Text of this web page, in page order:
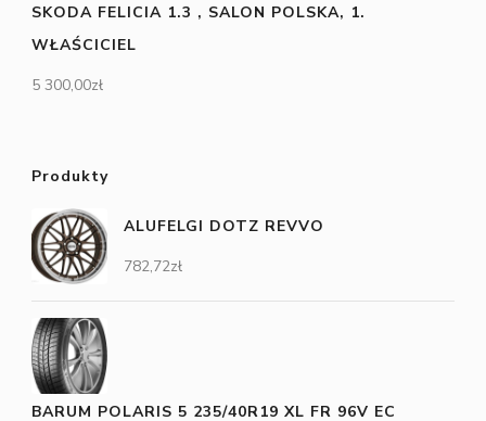
SKODA FELICIA 1.3 , SALON POLSKA, 1.
WŁAŚCICIEL
5 300,00zł
Produkty
ALUFELGI DOTZ REVVO
782,72zł
BARUM POLARIS 5 235/40R19 XL FR 96V EC